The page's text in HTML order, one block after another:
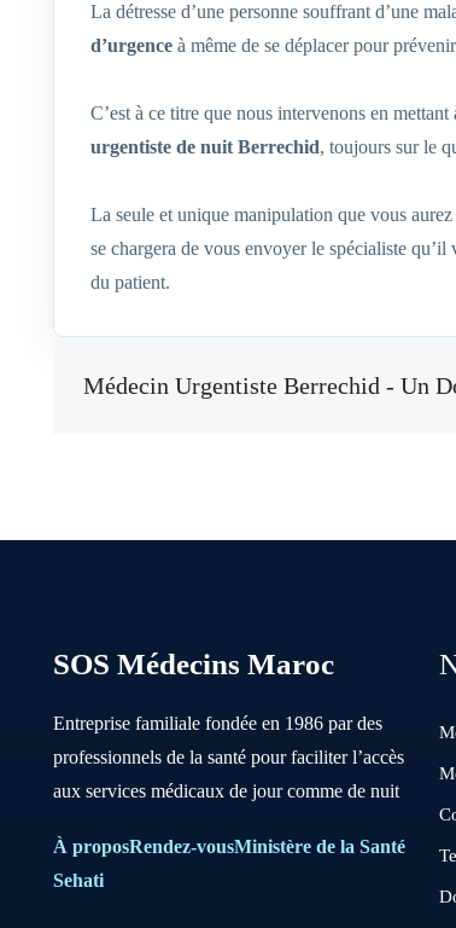
La détresse d’une personne souffrant d’une
d’urgence à même de se déplacer pour
C’est à ce titre que nous intervenons en
urgentiste de nuit Berrechid, toujours sur le
La seule et unique manipulation que vous
se chargera de vous envoyer le spécialiste
du patient.
Médecin Urgentiste Berrechid - Un
SOS Médecins Maroc
Entreprise familiale fondée en 1986 par des
professionnels de la santé pour faciliter l’accès
aux services médicaux de jour comme de nuit
À proposRendez-vousMinistère de la Santé
Sehati